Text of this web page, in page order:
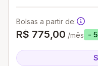
Bolsas a partir de:
R$ 775,00 /mês -